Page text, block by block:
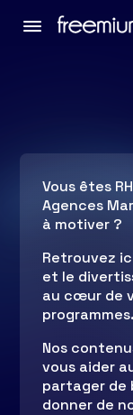
Vous êtes
Agences
à motiver ?
Retrouvez
et le
au cœur de
programmes.
Nos
vous aider
partager de
donner de